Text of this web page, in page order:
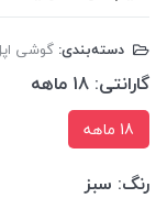
دسته‌بندی: گوشی
گارانتی: 18 ماهه
18 ماهه
رنگ: سبز